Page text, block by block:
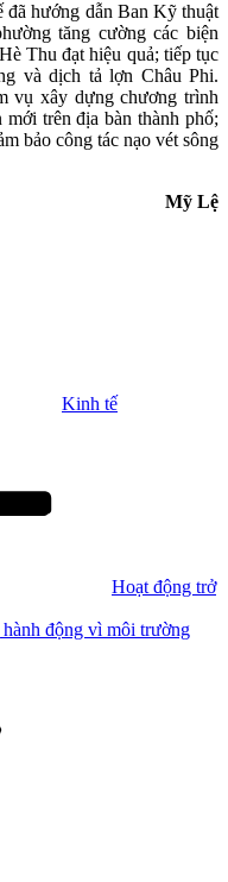
hướng dẫn Ban Kỹ thuật
tăng cường các biện
Thu đạt hiệu quả; tiếp tục
và dịch tả lợn Châu Phi.
vụ xây dựng chương trình
trên địa bàn thành phố;
bảo công tác nạo vét sông
Mỹ Lệ
Kinh tế
Hoạt động trở
động vì môi trường